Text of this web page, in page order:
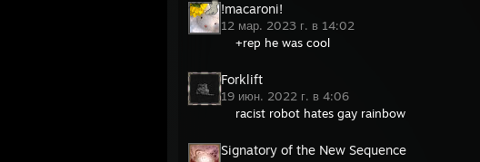
!macaroni!
12 мар. 2023 г. в 14:02
+rep he was cool
Forklift
19 июн. 2022 г. в 4:06
racist robot hates gay rainbow
Signatory of the New Sequence